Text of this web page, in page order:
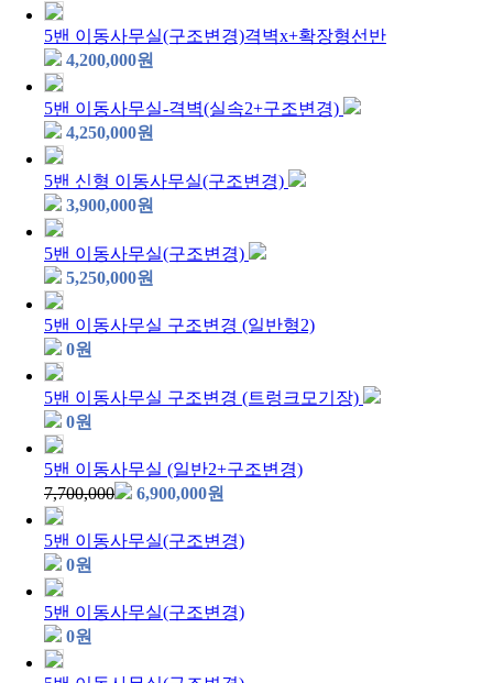
5밴 이동사무실(구조변경)격벽x+확장형선반
4,200,000원
5밴 이동사무실-격벽(실속2+구조변경)
4,250,000원
5밴 신형 이동사무실(구조변경)
3,900,000원
5밴 이동사무실(구조변경)
5,250,000원
5밴 이동사무실 구조변경 (일반형2)
0원
5밴 이동사무실 구조변경 (트렁크모기장)
0원
5밴 이동사무실 (일반2+구조변경)
7,700,000
6,900,000원
5밴 이동사무실(구조변경)
0원
5밴 이동사무실(구조변경)
0원